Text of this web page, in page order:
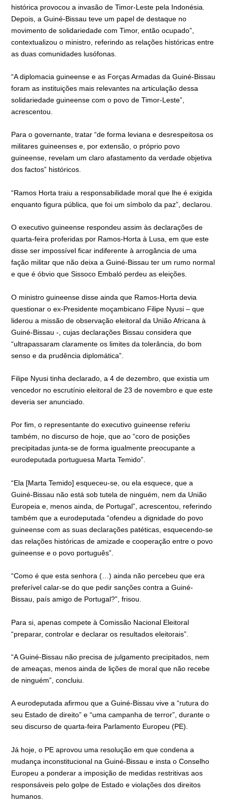
histórica provocou a invasão de Timor-Leste pela Indonésia.
Depois, a Guiné-Bissau teve um papel de destaque no
movimento de solidariedade com Timor, então ocupado”,
contextualizou o ministro, referindo as relações históricas entre
as duas comunidades lusófonas.
“A diplomacia guineense e as Forças Armadas da Guiné-Bissau
foram as instituições mais relevantes na articulação dessa
solidariedade guineense com o povo de Timor-Leste”,
acrescentou.
Para o governante, tratar “de forma leviana e desrespeitosa os
militares guineenses e, por extensão, o próprio povo
guineense, revelam um claro afastamento da verdade objetiva
dos factos” históricos.
“Ramos Horta traiu a responsabilidade moral que lhe é exigida
enquanto figura pública, que foi um símbolo da paz”, declarou.
O executivo guineense respondeu assim às declarações de
quarta-feira proferidas por Ramos-Horta à Lusa, em que este
disse ser impossível ficar indiferente à arrogância de uma
fação militar que não deixa a Guiné-Bissau ter um rumo normal
e que é óbvio que Sissoco Embaló perdeu as eleições.
O ministro guineense disse ainda que Ramos-Horta devia
questionar o ex-Presidente moçambicano Filipe Nyusi – que
liderou a missão de observação eleitoral da União Africana à
Guiné-Bissau -, cujas declarações Bissau considera que
“ultrapassaram claramente os limites da tolerância, do bom
senso e da prudência diplomática”.
Filipe Nyusi tinha declarado, a 4 de dezembro, que existia um
vencedor no escrutínio eleitoral de 23 de novembro e que este
deveria ser anunciado.
Por fim, o representante do executivo guineense referiu
também, no discurso de hoje, que ao “coro de posições
precipitadas junta-se de forma igualmente preocupante a
eurodeputada portuguesa Marta Temido”.
“Ela [Marta Temido] esqueceu-se, ou ela esquece, que a
Guiné-Bissau não está sob tutela de ninguém, nem da União
Europeia e, menos ainda, de Portugal”, acrescentou, referindo
também que a eurodeputada “ofendeu a dignidade do povo
guineense com as suas declarações patéticas, esquecendo-se
das relações históricas de amizade e cooperação entre o povo
guineense e o povo português”.
“Como é que esta senhora (…) ainda não percebeu que era
preferível calar-se do que pedir sanções contra a Guiné-
Bissau, país amigo de Portugal?”, frisou.
Para si, apenas compete à Comissão Nacional Eleitoral
“preparar, controlar e declarar os resultados eleitorais”.
“A Guiné-Bissau não precisa de julgamento precipitados, nem
de ameaças, menos ainda de lições de moral que não recebe
de ninguém”, concluiu.
A eurodeputada afirmou que a Guiné-Bissau vive a “rutura do
seu Estado de direito” e “uma campanha de terror”, durante o
seu discurso de quarta-feira Parlamento Europeu (PE).
Já hoje, o PE aprovou uma resolução em que condena a
mudança inconstitucional na Guiné-Bissau e insta o Conselho
Europeu a ponderar a imposição de medidas restritivas aos
responsáveis pelo golpe de Estado e violações dos direitos
humanos.